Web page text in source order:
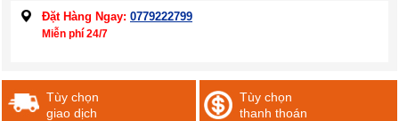
Đặt Hàng Ngay: 0779222799
Miễn phí 24/7
Tùy chọn
giao dịch
Tùy chọn
thanh thoán